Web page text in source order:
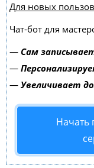
Для новых
Чат-бот для
— Сам
—
— Увеличивает
Начать